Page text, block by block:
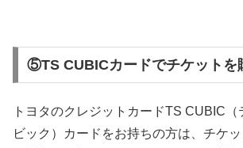
⑤TS CUBICカードでチケットを
トヨタのクレジットカードTS CUBIC
ビック）カードをお持ちの方は、チケ